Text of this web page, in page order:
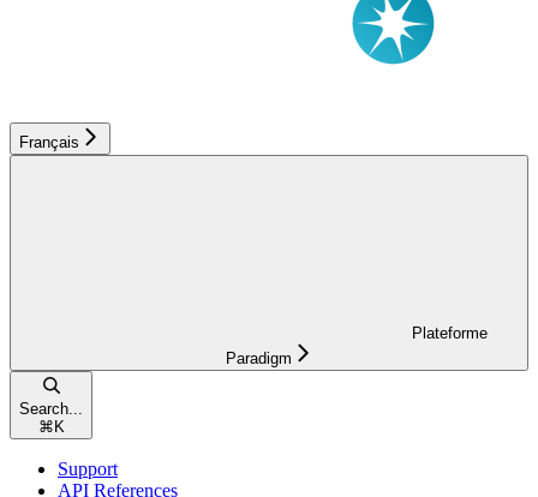
Français
Plateforme
Paradigm
Search...
⌘ K
Support
API References